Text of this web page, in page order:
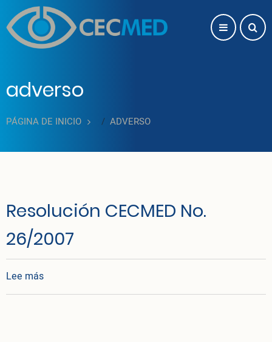
Pasar al contenido principal
adverso
PÁGINA DE INICIO ADVERSO
Resolución CECMED No.
26/2007
Lee mássobre Resolución CECMED No. 26/2007